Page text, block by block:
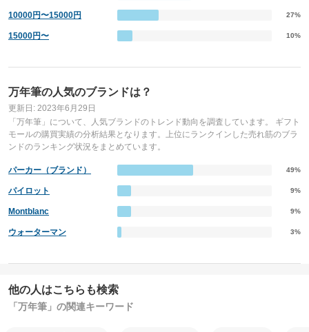
10000円〜15000円 27%
15000円〜 10%
万年筆の人気のブランドは？
更新日: 2023年6月29日
「万年筆」について、人気ブランドのトレンド動向を調査しています。 ギフト
モールの購買実績の分析結果となります。上位にランクインした売れ筋のブラ
ンドのランキング状況をまとめています。
パーカー（ブランド） 49%
パイロット 9%
Montblanc 9%
ウォーターマン 3%
他の人はこちらも検索
「万年筆」の関連キーワード